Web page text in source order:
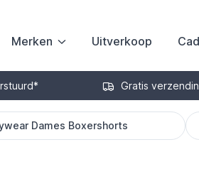
Merken Uitverkoop
Gratis
Dames Boxershorts